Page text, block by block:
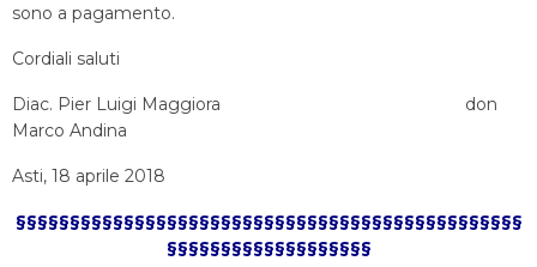
sono a pagamento.
Cordiali saluti
Diac. Pier Luigi Maggiora don
Marco Andina
Asti, 18 aprile 2018
§§§§§§§§§§§§§§§§§§§§§§§§§§§§§§§§§§§§§§§§§§§§§§§
§§§§§§§§§§§§§§§§§§§